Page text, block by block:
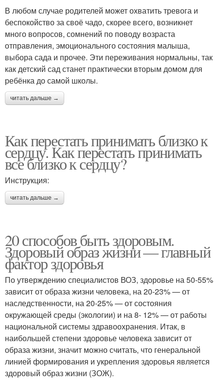
В любом случае родителей может охватить тревога и
беспокойство за своё чадо, скорее всего, возникнет
много вопросов, сомнений по поводу возраста
отправления, эмоционального состояния малыша,
выбора сада и прочее. Эти переживания нормальны, так
как детский сад станет практически вторым домом для
ребёнка до самой школы.
читать дальше →
Как перестать принимать близко к
сердцу. Как перестать принимать
все близко к сердцу?
Инструкция:
читать дальше →
20 способов быть здоровым.
Здоровый образ жизни — главный
фактор здоровья
По утверждению специалистов ВОЗ, здоровье на 50-55%
зависит от образа жизни человека, на 20-23% — от
наследственности, на 20-25% — от состояния
окружающей среды (экологии) и на 8- 12% — от работы
национальной системы здравоохранения. Итак, в
наибольшей степени здоровье человека зависит от
образа жизни, значит можно считать, что генеральной
линией формирования и укрепления здоровья является
здоровый образ жизни (ЗОЖ).